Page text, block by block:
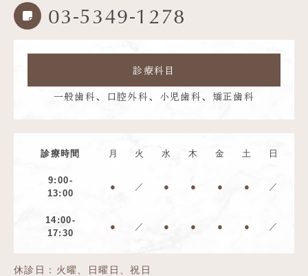
03-5349-1278
診療科目
一般歯科、口腔外科、小児歯科、矯正歯科
診療時間 月 火 水 木 金 土 日
9:00-
13:00
● ／ ● ● ● ● ／
14:00-
17:30
● ／ ● ● ● ● ／
休診日：火曜、日曜日、祝日